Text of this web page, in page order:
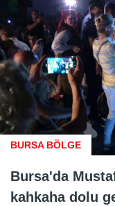
BURSA BÖLGE
Bursa'da
kahkaha dolu